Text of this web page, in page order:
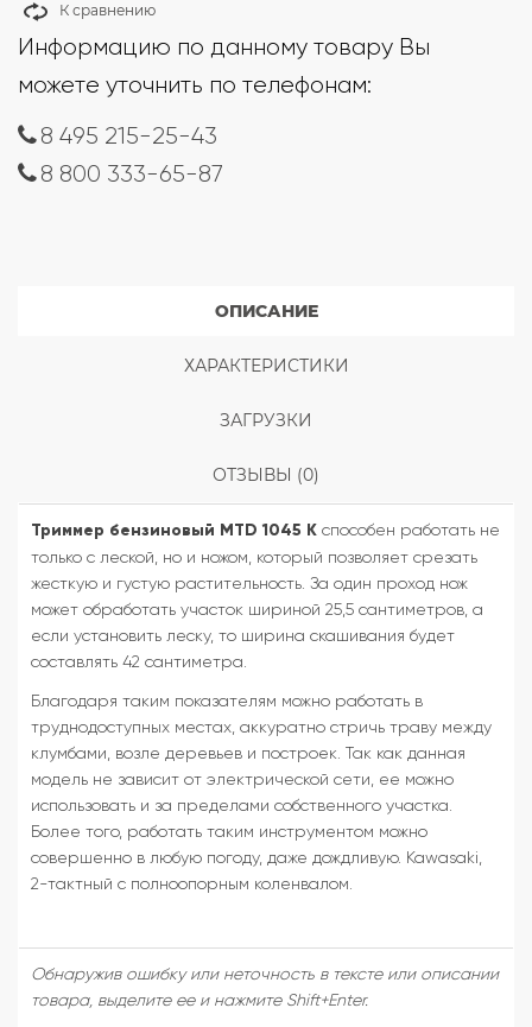
К сравнению
Информацию по данному товару Вы
можете уточнить по телефонам:
8 495 215-25-43
8 800 333-65-87
ОПИСАНИЕ
ХАРАКТЕРИСТИКИ
ЗАГРУЗКИ
ОТЗЫВЫ (0)
Триммер бензиновый MTD 1045 K способен работать не
только с леской, но и ножом, который позволяет срезать
жесткую и густую растительность. За один проход нож
может обработать участок шириной 25,5 сантиметров, а
если установить леску, то ширина скашивания будет
составлять 42 сантиметра.
Благодаря таким показателям можно работать в
труднодоступных местах, аккуратно стричь траву между
клумбами, возле деревьев и построек. Так как данная
модель не зависит от электрической сети, ее можно
использовать и за пределами собственного участка.
Более того, работать таким инструментом можно
совершенно в любую погоду, даже дождливую. Kawasaki,
2-тактный с полноопорным коленвалом.
Обнаружив ошибку или неточность в тексте или описании
товара, выделите ее и нажмите Shift+Enter.